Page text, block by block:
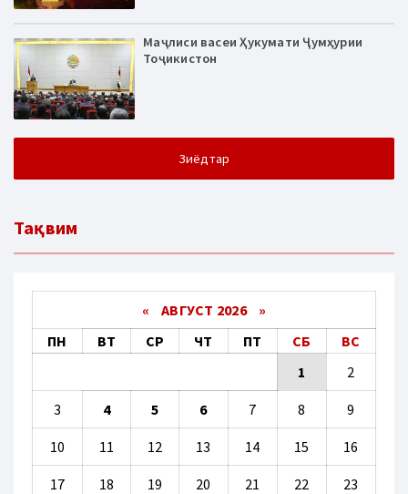
Маҷлиси васеи Ҳукумати Ҷумҳурии
Тоҷикистон
Зиёдтар
Тақвим
« АВГУСТ 2026 »
ПН
ВТ СР ЧТ ПТ СБ
ВС
1
2
3 4 5 6 7 8 9
10 11 12 13 14 15 16
17 18 19 20 21 22 23